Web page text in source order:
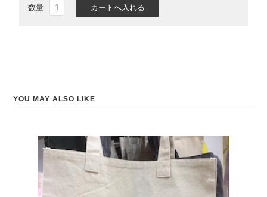
数量
YOU MAY ALSO LIKE